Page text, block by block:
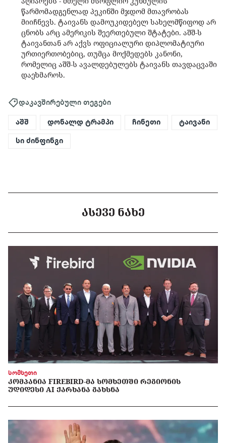
წარმომადგენლად პეკინში მჯდომ მთავრობას
მიიჩნევს. ტაივანს დამოუკიდებელ სახელმწიფოდ არ
ცნობს არც ამერიკის შეერთებული შტატები. აშშ-ს
ტაივანთან არ აქვს ოფიციალური დიპლომატიური
ურთიერთობებიც, თუმცა მოქმედებს კანონი,
რომელიც აშშ-ს ავალდებულებს ტაივანს თავდაცვაში
დაეხმაროს.
დაკავშირებული თეგები
აშშ დონალდ ტრამპი ჩინეთი ტაივანი
სი ძინფინგი
ᲐᲡᲔᲕᲔ ᲜᲐᲮᲔ
სომხეთი
ᲙᲝᲛᲞᲐᲜᲘᲐ FIREBIRD-ᲛᲐ ᲡᲝᲛᲮᲔᲗᲨᲘ ᲠᲔᲒᲘᲝᲜᲘᲡ
ᲣᲓᲘᲓᲔᲡᲘ AI ᲥᲐᲠᲮᲐᲜᲐ ᲒᲐᲮᲡᲜᲐ